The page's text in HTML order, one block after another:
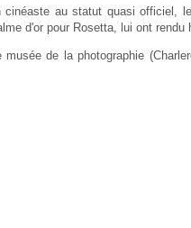
au statut quasi officiel,
d'or pour Rosetta, lui ont rendu
de la photographie